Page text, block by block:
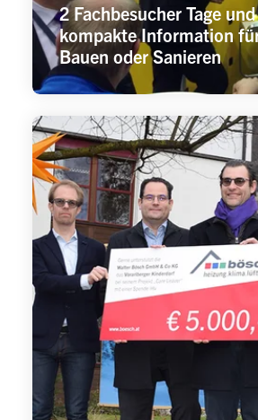
2 Fachbesucher Tage und
kompakte Information
Bauen oder Sanieren